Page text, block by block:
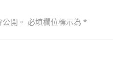
開。 必填欄位標示為 *